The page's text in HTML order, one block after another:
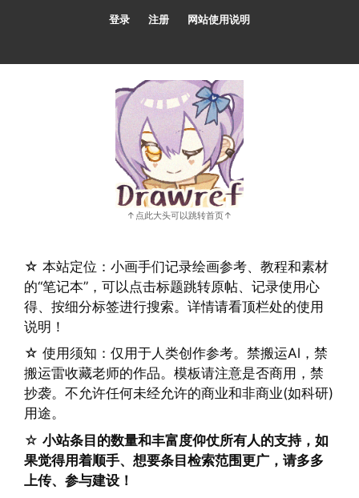
容
登录 注册 网站使用说明
☆ 本站定位：小画手们记录绘画参考、教程和素材
的“笔记本”，可以点击标题跳转原帖、记录使用心
得、按细分标签进行搜索。详情请看顶栏处的使用
说明！
☆ 使用须知：仅用于人类创作参考。禁搬运Al，禁
搬运雷收藏老师的作品。模板请注意是否商用，禁
抄袭。不允许任何未经允许的商业和非商业(如科研)
用途。
☆ 小站条目的数量和丰富度仰仗所有人的支持，如
果觉得用着顺手、想要条目检索范围更广，请多多
上传、参与建设！